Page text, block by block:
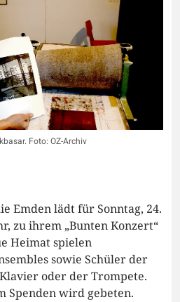
Foto: OZ-Archiv
Emden lädt für Sonntag, 24.
zu ihrem „Bunten Konzert“
Heimat spielen
sowie Schüler der
oder der Trompete.
Spenden wird gebeten.